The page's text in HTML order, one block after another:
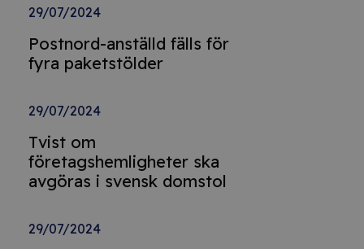
29/07/2024
Postnord-anställd fälls för
fyra paketstölder
29/07/2024
Tvist om
företagshemligheter ska
avgöras i svensk domstol
29/07/2024